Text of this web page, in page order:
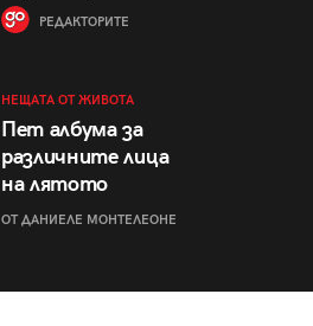
РЕДАКТОРИТЕ
НЕЩАТА ОТ ЖИВОТА
Пет албума за
различните лица
на лятото
ОТ ДАНИЕЛЕ МОНТЕЛЕОНЕ